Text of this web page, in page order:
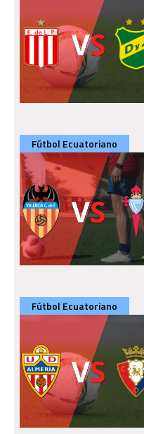
Fútbol Ecuatoriano
Fútbol Ecuatoriano